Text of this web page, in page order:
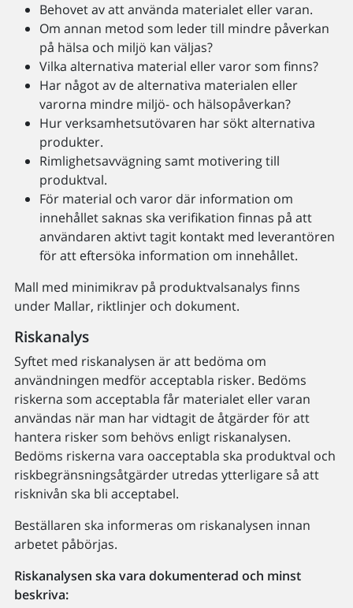
Behovet av att använda materialet eller varan.
Om annan metod som leder till mindre påverkan
på hälsa och miljö kan väljas?
Vilka alternativa material eller varor som finns?
Har något av de alternativa materialen eller
varorna mindre miljö- och hälsopåverkan?
Hur verksamhetsutövaren har sökt alternativa
produkter.
Rimlighetsavvägning samt motivering till
produktval.
För material och varor där information om
innehållet saknas ska verifikation finnas på att
användaren aktivt tagit kontakt med leverantören
för att eftersöka information om innehållet.
Mall med minimikrav på produktvalsanalys finns
under Mallar, riktlinjer och dokument.
Riskanalys
Syftet med riskanalysen är att bedöma om
användningen medför acceptabla risker. Bedöms
riskerna som acceptabla får materialet eller varan
användas när man har vidtagit de åtgärder för att
hantera risker som behövs enligt riskanalysen.
Bedöms riskerna vara oacceptabla ska produktval och
riskbegränsningsåtgärder utredas ytterligare så att
risknivån ska bli acceptabel.
Beställaren ska informeras om riskanalysen innan
arbetet påbörjas.
Riskanalysen ska vara dokumenterad och minst
beskriva: